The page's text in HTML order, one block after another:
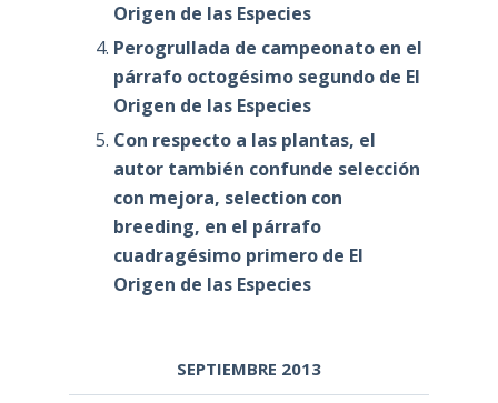
Origen de las Especies
Perogrullada de campeonato en el
párrafo octogésimo segundo de El
Origen de las Especies
Con respecto a las plantas, el
autor también confunde selección
con mejora, selection con
breeding, en el párrafo
cuadragésimo primero de El
Origen de las Especies
SEPTIEMBRE 2013